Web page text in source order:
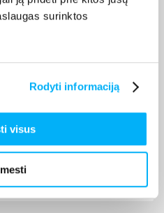
surinktos
Rodyti informaciją
visus
1 darbo dieną, nes nebuvo